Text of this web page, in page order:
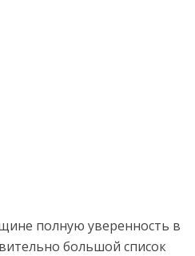
полную уверенность в
большой список